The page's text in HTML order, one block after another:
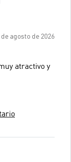
de agosto de 2026
atractivo y